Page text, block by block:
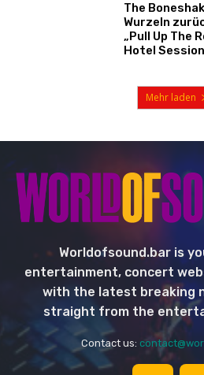
The
Wurzeln
„Pull Up The
Hotel
Mehr laden
Worldofsound.bar is
entertainment, concert
with the latest breaking
straight from the
Contact us: